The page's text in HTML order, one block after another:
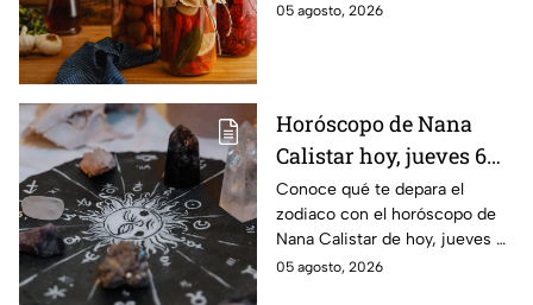
05 agosto, 2026
Horóscopo de Nana
Calistar hoy, jueves 6
de agosto: a estos
signos se les abren las
puertas del dinero
Conoce qué te depara el
zodiaco con el horóscopo de
Nana Calistar de hoy, jueves 6
de agosto. ¿Será dinero o
05 agosto, 2026